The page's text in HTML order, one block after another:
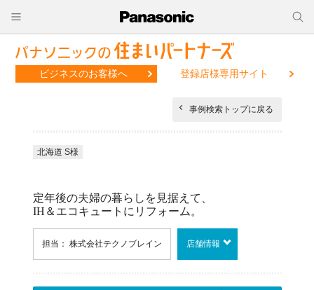
ビジネスのお客様へ 登録店様専用サイト
事例検索トップに戻る
北海道 S様
定年後の夫婦の暮らしを見据えて、
IH＆エコキュートにリフォーム。
担当： 株式会社テクノブレイン 店舗情報